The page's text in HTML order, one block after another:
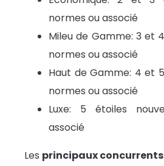
normes ou associé
Mileu de Gamme: 3 et
normes ou associé
Haut de Gamme: 4 et
normes ou associé
Luxe: 5 étoiles
associé
Les principaux concurrents